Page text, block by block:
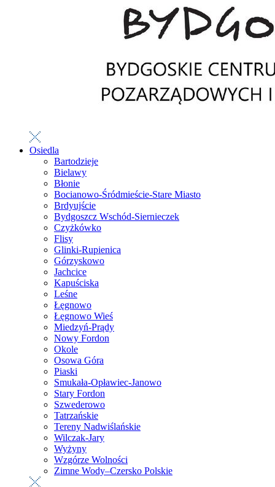
Osiedla
Bartodzieje
Bielawy
Błonie
Bocianowo-Śródmieście-Stare Miasto
Brdyujście
Bydgoszcz Wschód-Siernieczek
Czyżkówko
Flisy
Glinki-Rupienica
Górzyskowo
Jachcice
Kapuściska
Leśne
Łęgnowo
Łęgnowo Wieś
Miedzyń-Prądy
Nowy Fordon
Okole
Osowa Góra
Piaski
Smukała-Opławiec-Janowo
Stary Fordon
Szwederowo
Tatrzańskie
Tereny Nadwiślańskie
Wilczak-Jary
Wyżyny
Wzgórze Wolności
Zimne Wody–Czersko Polskie